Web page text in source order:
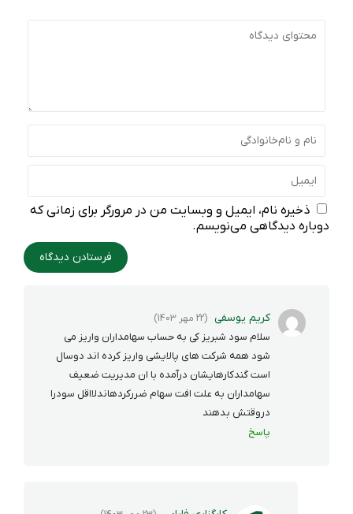
ذخیره نام، ایمیل و وبسایت من در مرورگر برای زمانی که
دوباره دیدگاهی می‌نویسم.
کریم یوسفی (22 مهر 1403)
سلام سود شبریز کی به حساب سهامداران واریز می
شود همه شرکت های پالایشی واریز کرده اند دوسال
است گندکارهایشان درآمده با ان مدیریت ضعیف
سهامداران به علت افت سهام ضررکردهاندلااقل سودرا
دروقتش بدهند
پاسخ